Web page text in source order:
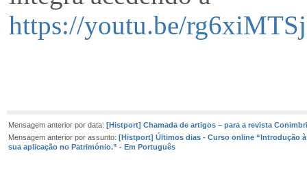
https://youtu.be/
Mensagem anterior por data: [Histport] Chamada de artigos – para a revista
Mensagem anterior por assunto: [Histport] Últimos dias - Curso online “Introdução
sua aplicação no Património.” - Em Português